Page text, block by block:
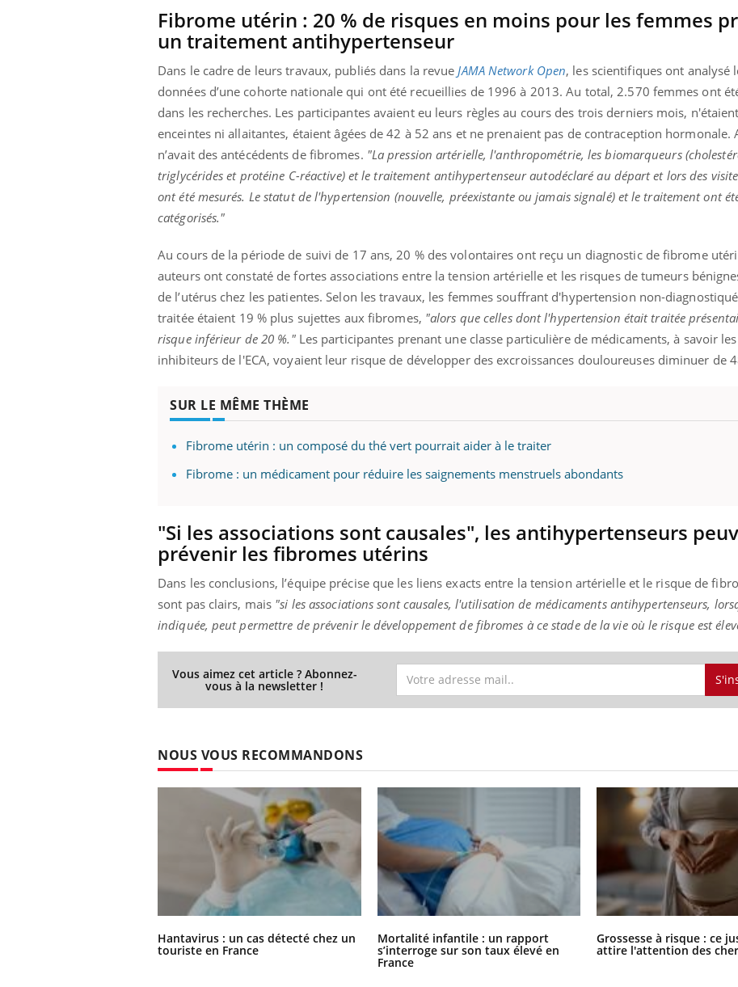
Fibrome utérin : 20 % de risques en moins pour les femmes
un traitement antihypertenseur
Dans le cadre de leurs travaux, publiés dans la revue JAMA Network Open, les scientifiques ont analysé
données d’une cohorte nationale qui ont été recueillies de 1996 à 2013. Au total, 2.570 femmes ont
dans les recherches. Les participantes avaient eu leurs règles au cours des trois derniers mois,
enceintes ni allaitantes, étaient âgées de 42 à 52 ans et ne prenaient pas de contraception hormonale.
n’avait des antécédents de fibromes. "La pression artérielle, l'anthropométrie, les biomarqueurs
triglycérides et protéine C-réactive) et le traitement antihypertenseur autodéclaré au départ et lors des
ont été mesurés. Le statut de l'hypertension (nouvelle, préexistante ou jamais signalé) et le traitement ont
catégorisés."
Au cours de la période de suivi de 17 ans, 20 % des volontaires ont reçu un diagnostic de fibrome
auteurs ont constaté de fortes associations entre la tension artérielle et les risques de tumeurs
de l’utérus chez les patientes. Selon les travaux, les femmes souffrant d'hypertension non-
traitée étaient 19 % plus sujettes aux fibromes, "alors que celles dont l'hypertension était traitée
risque inférieur de 20 %."Les participantes prenant une classe particulière de médicaments, à savoir les
inhibiteurs de l'ECA, voyaient leur risque de développer des excroissances douloureuses diminuer de
SUR LE MÊME THÈME
Fibrome utérin : un composé du thé vert pourrait aider à le traiter
Fibrome : un médicament pour réduire les saignements menstruels abondants
"Si les associations sont causales", les antihypertenseurs
prévenir les fibromes utérins
Dans les conclusions, l’équipe précise que les liens exacts entre la tension artérielle et le risque de
sont pas clairs, mais "si les associations sont causales, l'utilisation de médicaments antihypertenseurs,
indiquée, peut permettre de prévenir le développement de fibromes à ce stade de la vie où le risque est
Vous aimez cet article ? Abonnez-
vous à la newsletter !
NOUS VOUS RECOMMANDONS
Hantavirus : un cas détecté chez un
touriste en France
Mortalité infantile : un rapport
s’interroge sur son taux élevé en
France
Grossesse à risque : ce
attire l'attention des